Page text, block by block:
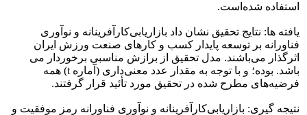
استفاده شده‌است.
یافته ها: نتایج تحقیق نشان داد بازاریابی‌کارآفرینانه و نوآوری‌
فناورانه بر توسعه ‌پایدار کسب و کارهای صنعت ورزش ایران
اثرگذار می‌باشند. مدل تحقیق از برازش مناسبی برخوردار می
باشد. بوده؛ و با توجه به مقدار عدد معنی‌داری (آماره t) همه
فرضیه‌های مطرح شده در تحقیق مورد تأئید قرار گرفتند.
نتیجه گیری: بازاریابی‌کارآفرینانه و نوآوری فناورانه رمز موفقیت و